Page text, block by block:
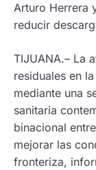
Arturo Herrera
reducir
TIJUANA.– La
residuales en
mediante una
sanitaria
binacional
mejorar las
fronteriza,